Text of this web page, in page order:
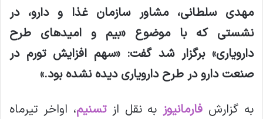
مهدی سلطانی، مشاور سازمان غذا و دارو، در
نشستی که با موضوع «بیم و امیدهای طرح
دارویاری» برگزار شد گفت: «سهم افزایش تورم در
صنعت دارو در طرح دارویاری دیده نشده بود.»
به گزارش فارمانیوز به نقل ازتسنیم، اواخر تیرماه